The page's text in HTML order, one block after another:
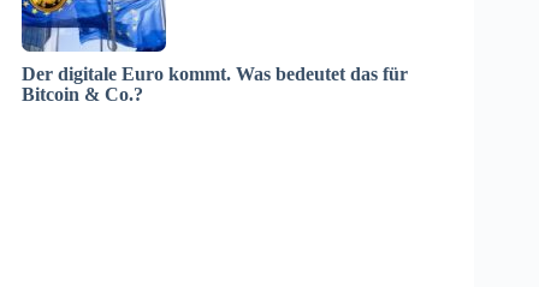
Der digitale Euro kommt. Was bedeutet das für
Bitcoin & Co.?